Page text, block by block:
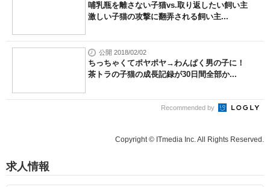
哺乳瓶を離さない子猫vs.取り返したい飼い主
激しい子猫の攻撃に翻弄される飼い主...
公開 2018/02/02
ちっちゃくてポヤポヤ→わんぱく男の子に！
茶トラの子猫の成長記録が30日間全部か...
Recommended by
Copyright © ITmedia Inc. All Rights Reserved.
求人情報